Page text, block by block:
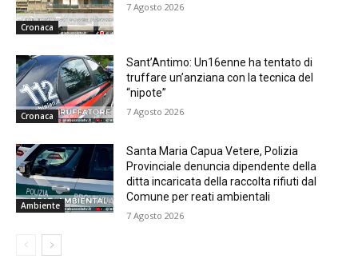
Cronaca
7 Agosto 2026
Cronaca
Sant’Antimo: Un16enne ha tentato di
truffare un’anziana con la tecnica del
“nipote”
7 Agosto 2026
Ambiente
Santa Maria Capua Vetere, Polizia
Provinciale denuncia dipendente della
ditta incaricata della raccolta rifiuti dal
Comune per reati ambientali
7 Agosto 2026